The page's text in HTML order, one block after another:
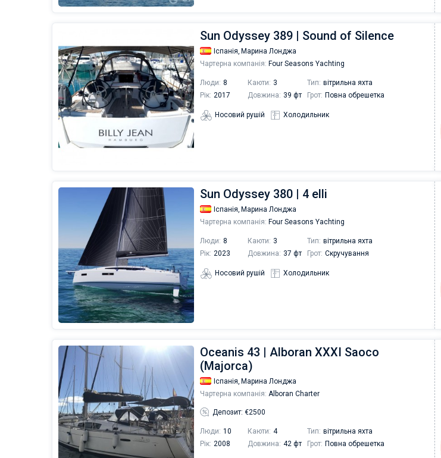
Sun Odyssey 389 | Sound of Silence
Іспанія, Марина Лонджа
Чартерна компанія: Four Seasons Yachting
Люди: 8 Каюти: 3 Тип: вітрильна яхта
Рік: 2017 Довжина: 39 фт Грот: Повна обрешетка
Носовий рушій Холодильник
Sun Odyssey 380 | 4 elli
Іспанія, Марина Лонджа
Чартерна компанія: Four Seasons Yachting
Люди: 8 Каюти: 3 Тип: вітрильна яхта
Рік: 2023 Довжина: 37 фт Грот: Скручування
Носовий рушій Холодильник
Oceanis 43 | Alboran XXXI Saoco
(Majorca)
Іспанія, Марина Лонджа
Чартерна компанія: Alboran Charter
Депозит: €2500
Люди: 10 Каюти: 4 Тип: вітрильна яхта
Рік: 2008 Довжина: 42 фт Грот: Повна обрешетка